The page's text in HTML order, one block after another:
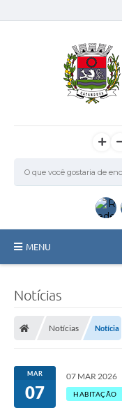
MENU
Licitações / PCA
Transparência
Notícias
Notícias Notícia
MAR
07
07 MAR 2026
HABITAÇÃO